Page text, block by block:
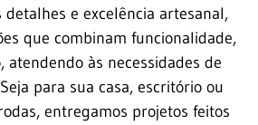
detalhes e excelência artesanal,
que combinam funcionalidade,
atendendo às necessidades de
para sua casa, escritório ou
entregamos projetos feitos